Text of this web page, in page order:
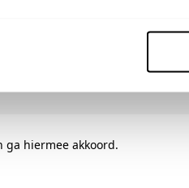
ga hiermee akkoord.